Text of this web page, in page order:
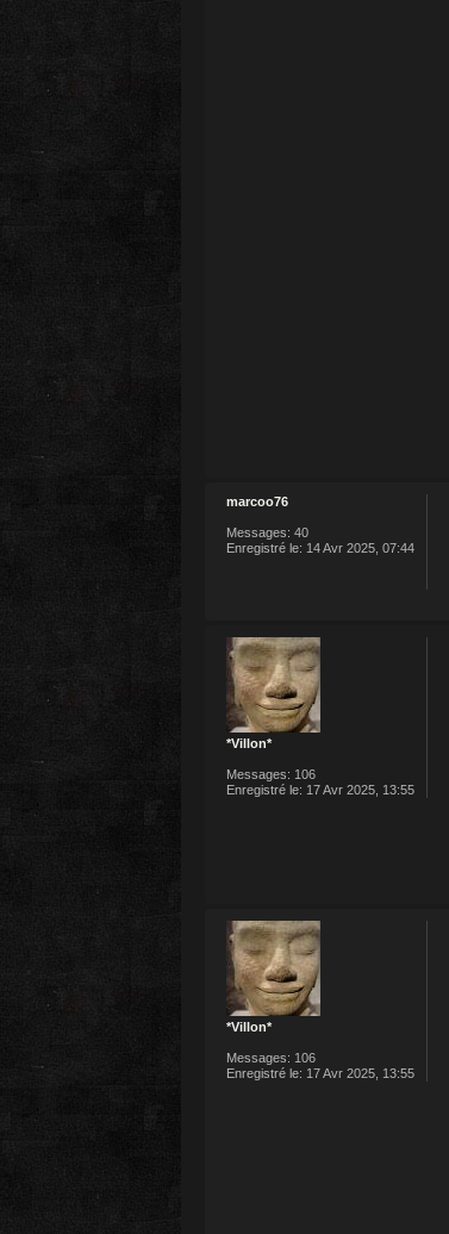
marcoo76
Messages: 40
Enregistré le: 14 Avr 2025, 07:44
*Villon*
Messages: 106
Enregistré le: 17 Avr 2025, 13:55
*Villon*
Messages: 106
Enregistré le: 17 Avr 2025, 13:55